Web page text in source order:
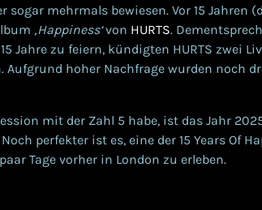
sogar mehrmals bewiesen. Vor 15 Jahren
‚Happiness‘von HURTS.
Jahre zu feiern, kündigten HURTS zwei
Aufgrund hoher Nachfrage wurden noch
mit der Zahl 5 habe, ist das Jahr
perfekter ist es, eine der 15 Years Of
Tage vorher in London zu erleben.